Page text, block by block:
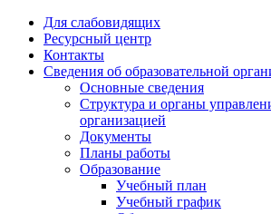
Для слабовидящих
Ресурсный центр
Контакты
Сведения об образовательной
Основные сведения
Структура и органы
организацией
Документы
Планы работы
Образование
Учебный план
Учебный график